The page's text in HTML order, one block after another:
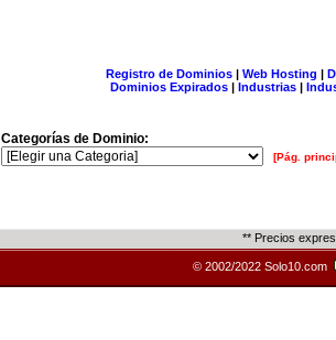
Registro de Dominios| Web Hosting |
Dominios Expirados | Industrias |
Categorías de Dominio:
[Pág.
** Precios
© 2002/2022 Solo10.com